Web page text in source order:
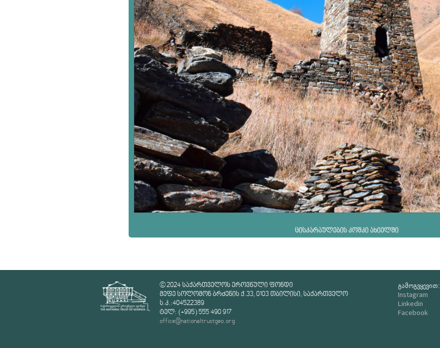
ცისკარაულების კოშკი ახიელში
© 2024 საქართველოს ეროვნული ფონდი
მეფე სოლომონ ბრძენის ქ.33, 0103 თბილისი, საქართველო
ს.კ.:404522389
ტელ: (+995) 555 490 917
office@nationaltrustgeo.org
გამოგვყევით:
Instagram
Linkedin
Facebook